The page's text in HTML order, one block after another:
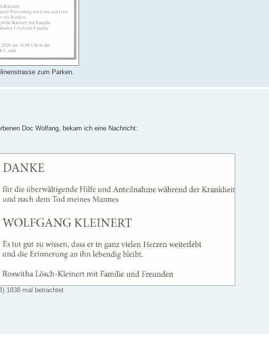
zum Parken.
Doc Wolfang, bekam ich eine Nachricht:
1838 mal betrachtet